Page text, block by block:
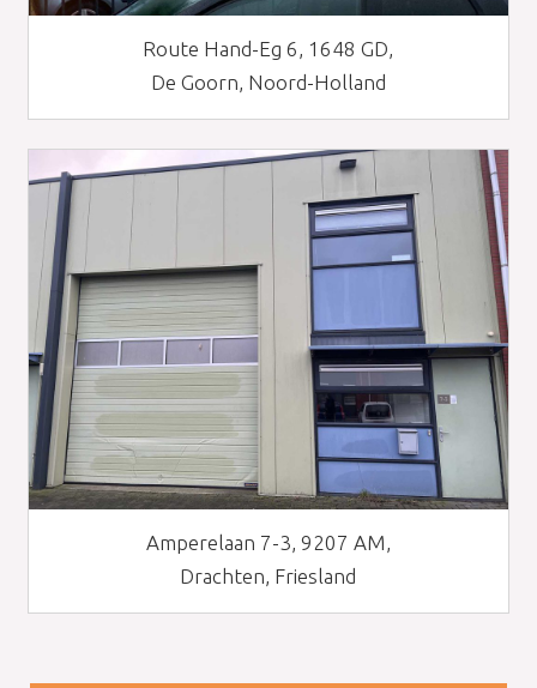
Route Hand-Eg 6, 1648 GD,
De Goorn, Noord-Holland
Amperelaan 7-3, 9207 AM,
Drachten, Friesland